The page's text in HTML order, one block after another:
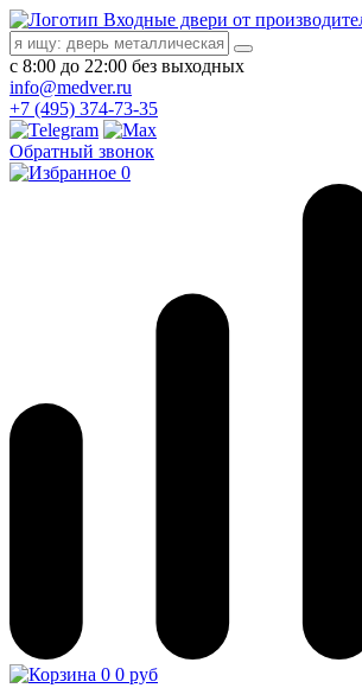
Входные двери от
с 8:00 до 22:00 без выходных
info@medver.ru
+7 (495) 374-73-35
Обратный звонок
0
0 0 руб